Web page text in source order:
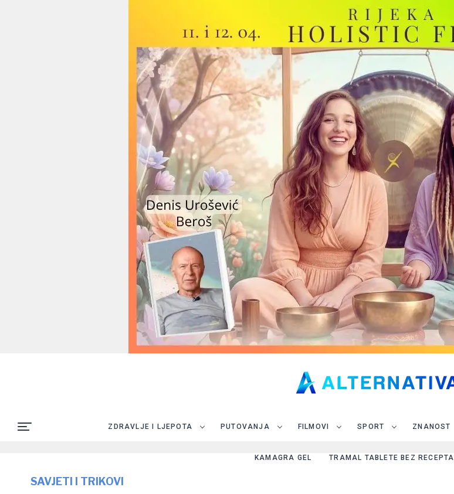
ZDRAVLJE I LJEPOTA PUTOVANJA FILMOVI SPORT ZNANOST
KAMAGRA GEL TRAMAL TABLETE BEZ RECEPTA
SAVJETI I TRIKOVI